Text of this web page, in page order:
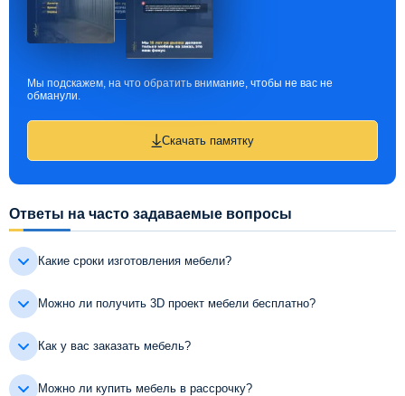
Мы подскажем, на что обратить внимание, чтобы не вас не
обманули.
Скачать памятку
Ответы на часто задаваемые вопросы
Какие сроки изготовления мебели?
Можно ли получить 3D проект мебели бесплатно?
Как у вас заказать мебель?
Можно ли купить мебель в рассрочку?